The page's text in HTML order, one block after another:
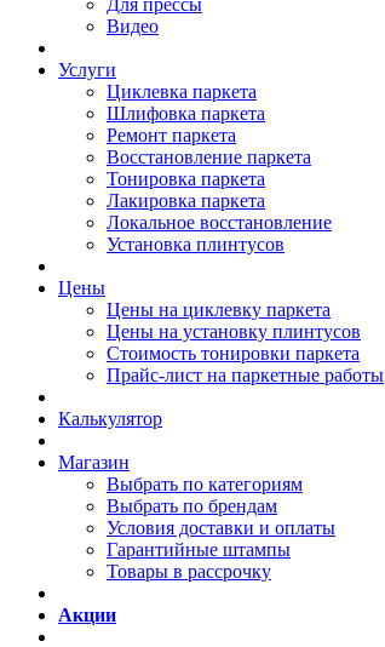
Для прессы
Видео
Услуги
Циклевка паркета
Шлифовка паркета
Ремонт паркета
Восстановление паркета
Тонировка паркета
Лакировка паркета
Локальное восстановление
Установка плинтусов
Цены
Цены на циклевку паркета
Цены на установку плинтусов
Стоимость тонировки паркета
Прайс-лист на паркетные работы
Калькулятор
Магазин
Выбрать по категориям
Выбрать по брендам
Условия доставки и оплаты
Гарантийные штампы
Товары в рассрочку
Акции